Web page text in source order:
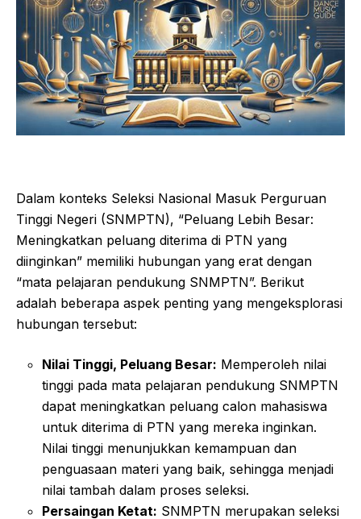
Dalam konteks Seleksi Nasional Masuk Perguruan
Tinggi Negeri (SNMPTN), “Peluang Lebih Besar:
Meningkatkan peluang diterima di PTN yang
diinginkan” memiliki hubungan yang erat dengan
“mata pelajaran pendukung SNMPTN”. Berikut
adalah beberapa aspek penting yang mengeksplorasi
hubungan tersebut:
Nilai Tinggi, Peluang Besar: Memperoleh nilai
tinggi pada mata pelajaran pendukung SNMPTN
dapat meningkatkan peluang calon mahasiswa
untuk diterima di PTN yang mereka inginkan.
Nilai tinggi menunjukkan kemampuan dan
penguasaan materi yang baik, sehingga menjadi
nilai tambah dalam proses seleksi.
Persaingan Ketat: SNMPTN merupakan seleksi